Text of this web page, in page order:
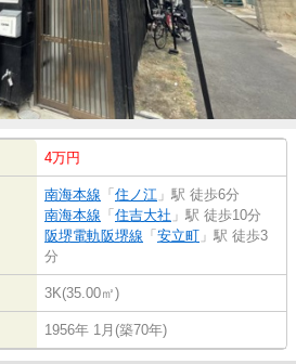
4万円
南海本線 「 住ノ江 」駅 徒歩6分
南海本線 「 住吉大社 」駅 徒歩10分
阪堺電軌阪堺線 「 安立町 」駅 徒歩3
分
3K(35.00㎡)
1956年 1月(築70年)